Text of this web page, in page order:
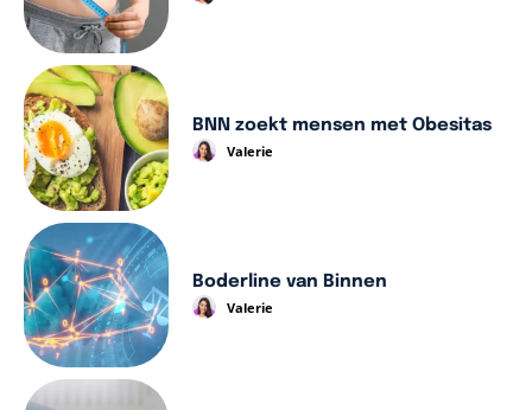
BNN zoekt mensen met Obesitas
Valerie
Boderline van Binnen
Valerie